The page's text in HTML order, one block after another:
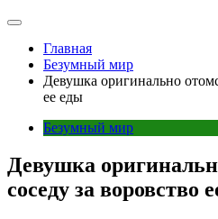
Главная
Безумный мир
Девушка оригинально
ее еды
Безумный мир
Девушка
соседу за воровство